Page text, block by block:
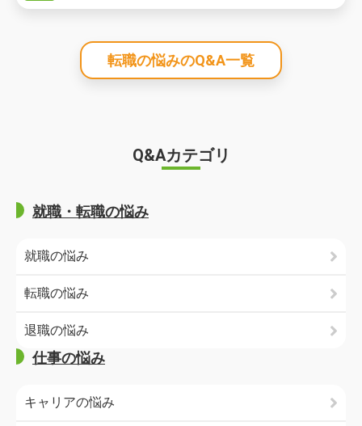
転職の悩みのQ&A一覧
Q&Aカテゴリ
就職・転職の悩み
就職の悩み
転職の悩み
退職の悩み
仕事の悩み
キャリアの悩み